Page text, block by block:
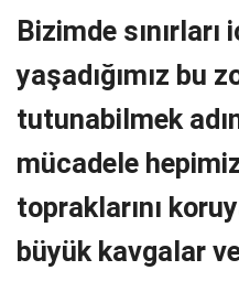
Bizimde sınırları
yaşadığımız bu
tutunabilmek
mücadele
topraklarını
büyük kavgalar